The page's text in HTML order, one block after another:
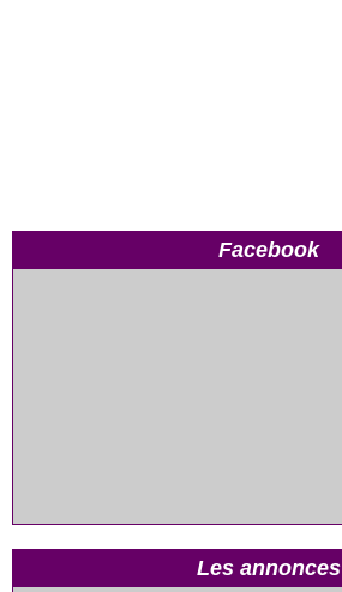
Facebook
Les annonces